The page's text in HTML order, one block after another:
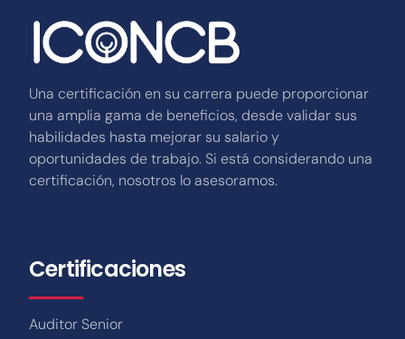
Una certificación en su carrera puede proporcionar
una amplia gama de beneficios, desde validar sus
habilidades hasta mejorar su salario y
oportunidades de trabajo. Si está considerando una
certificación, nosotros lo asesoramos.
Certificaciones
Auditor Senior